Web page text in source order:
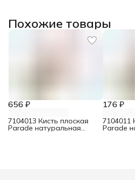
Похожие товары
656 ₽
7104013 Кисть плоская
Parade натуральная
176 ₽
7104011
Parade